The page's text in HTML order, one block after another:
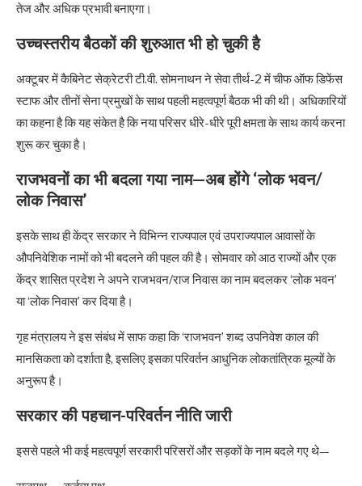
तेज और अधिक प्रभावी बनाएगा।
उच्चस्तरीय बैठकों की शुरुआत भी हो चुकी है
अक्टूबर में कैबिनेट सेक्रेटरी टी.वी. सोमनाथन ने सेवा तीर्थ-2 में चीफ ऑफ डिफेंस
स्टाफ और तीनों सेना प्रमुखों के साथ पहली महत्वपूर्ण बैठक भी की थी। अधिकारियों
का कहना है कि यह संकेत है कि नया परिसर धीरे-धीरे पूरी क्षमता के साथ कार्य करना
शुरू कर चुका है।
राजभवनों का भी बदला गया नाम—अब होंगे ‘लोक भवन/
लोक निवास’
इसके साथ ही केंद्र सरकार ने विभिन्न राज्यपाल एवं उपराज्यपाल आवासों के
औपनिवेशिक नामों को भी बदलने की पहल की है। सोमवार को आठ राज्यों और एक
केंद्र शासित प्रदेश ने अपने राजभवन/राज निवास का नाम बदलकर ‘लोक भवन’
या ‘लोक निवास’ कर दिया है।
गृह मंत्रालय ने इस संबंध में साफ कहा कि ‘राजभवन’ शब्द उपनिवेश काल की
मानसिकता को दर्शाता है, इसलिए इसका परिवर्तन आधुनिक लोकतांत्रिक मूल्यों के
अनुरूप है।
सरकार की पहचान-परिवर्तन नीति जारी
इससे पहले भी कई महत्वपूर्ण सरकारी परिसरों और सड़कों के नाम बदले गए थे—